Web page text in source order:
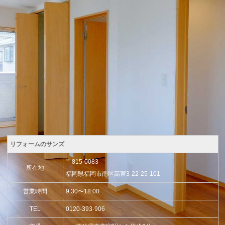
リフォームのサンズ
所在地
〒815-0083
福岡県福岡市南区高宮3-22-25-101
営業時間 9:30〜18:00
TEL 0120-393-906